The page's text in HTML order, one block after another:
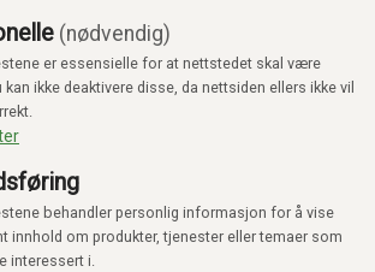
(nødvendig)
er essensielle for at nettstedet skal være
kan ikke deaktivere disse, da nettsiden ellers ikke vil
behandler personlig informasjon for å vise
innhold om produkter, tjenester eller temaer som
interessert i.